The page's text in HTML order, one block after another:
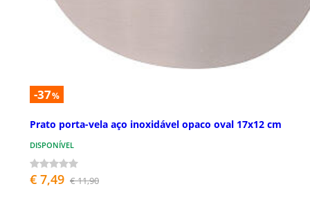
-37%
Prato porta-vela aço inoxidável opaco oval 17x12 cm
DISPONÍVEL
€ 7,49 € 11,90